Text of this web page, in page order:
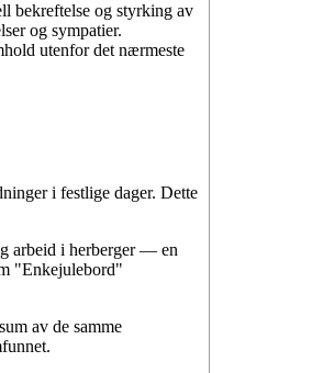
bekreftelse og styrking av
og sympatier.
utenfor det nærmeste
i festlige dager. Dette
arbeid i herberger — en
"Enkejulebord"
av de samme